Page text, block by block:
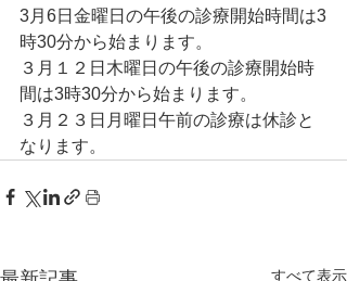
3月6日金曜日の午後の診療開始時間は3
時30分から始まります。
３月１２日木曜日の午後の診療開始時
間は3時30分から始まります。
３月２３日月曜日午前の診療は休診と
なります。
すべて表示